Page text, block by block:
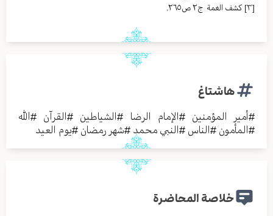
[٣]
كشف الغمة ج٢ ص٢٦٥.
هاشتاغ
#أمير المؤمنين #الإمام الرضا #الشياطين #القرآن #الله
#المأمون #الناس #النبي محمد #شهر رمضان #يوم العيد
خلاصة المحاضرة